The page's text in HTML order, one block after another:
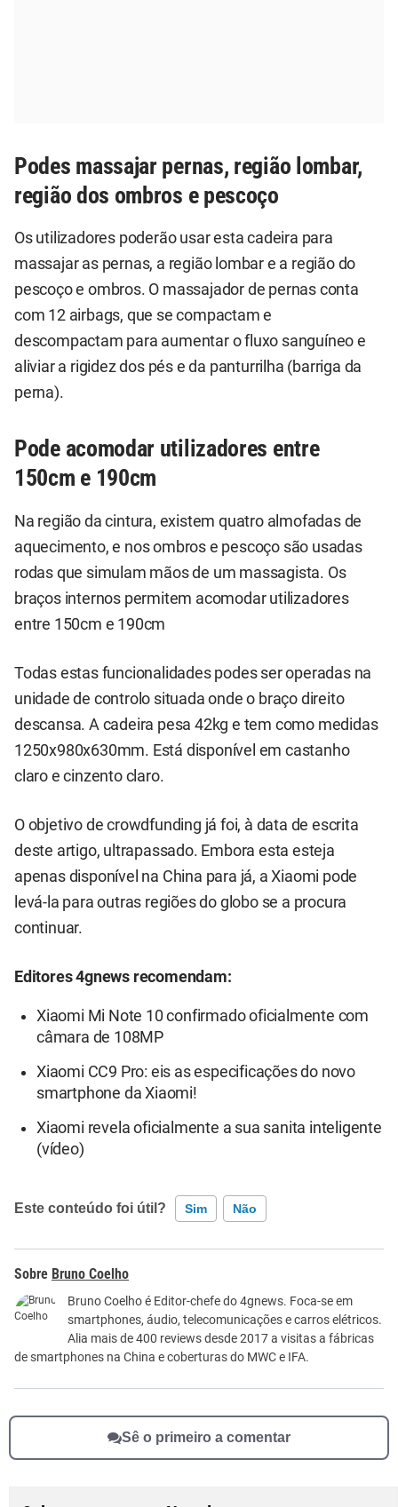
Podes massajar pernas, região lombar,
região dos ombros e pescoço
Os utilizadores poderão usar esta cadeira para
massajar as pernas, a região lombar e a região do
pescoço e ombros. O massajador de pernas conta
com 12 airbags, que se compactam e
descompactam para aumentar o fluxo sanguíneo e
aliviar a rigidez dos pés e da panturrilha (barriga da
perna).
Pode acomodar utilizadores entre
150cm e 190cm
Na região da cintura, existem quatro almofadas de
aquecimento, e nos ombros e pescoço são usadas
rodas que simulam mãos de um massagista. Os
braços internos permitem acomodar utilizadores
entre 150cm e 190cm
Todas estas funcionalidades podes ser operadas na
unidade de controlo situada onde o braço direito
descansa. A cadeira pesa 42kg e tem como medidas
1250x980x630mm. Está disponível em castanho
claro e cinzento claro.
O objetivo de crowdfunding já foi, à data de escrita
deste artigo, ultrapassado. Embora esta esteja
apenas disponível na China para já, a Xiaomi pode
levá-la para outras regiões do globo se a procura
continuar.
Editores 4gnews recomendam:
Xiaomi Mi Note 10 confirmado oficialmente com
câmara de 108MP
Xiaomi CC9 Pro: eis as especificações do novo
smartphone da Xiaomi!
Xiaomi revela oficialmente a sua sanita inteligente
(vídeo)
Este conteúdo foi útil? Sim Não
Este conteúdo não tem a informação que procuro
Outro
Bruno Coelho
Bruno Coelho é Editor-chefe do 4gnews. Foca-se em
smartphones, áudio, telecomunicações e carros elétricos.
Alia mais de 400 reviews desde 2017 a visitas a fábricas
de smartphones na China e coberturas do MWC e IFA.
Sê o primeiro a comentar